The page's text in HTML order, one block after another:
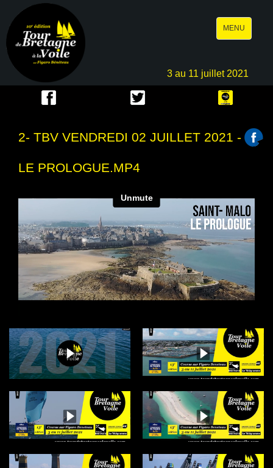
Toggle
navigation
MENU
3 au 11 juillet 2021
2- TBV VENDREDI 02 JUILLET 2021 -
LE PROLOGUE.MP4